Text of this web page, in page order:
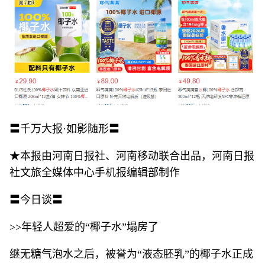
〓千万大报·如影随形〓
★本报由河南日报社、河南移动联合出品，河南日报
社文旅全媒体中心手机报编辑部制作
〓今日谈〓
>>年轻人超爱的“椰子水”塌房了
继无糖气泡水之后，被誉为“液态胚乳”的椰子水正成